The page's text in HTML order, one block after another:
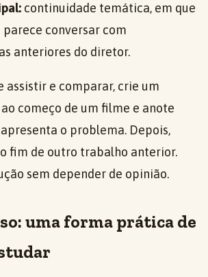
continuidade temática, em que
conversar com
anteriores do diretor.
assistir e comparar, crie um
começo de um filme e anote
o problema. Depois,
fim de outro trabalho anterior.
sem depender de opinião.
uma forma prática de